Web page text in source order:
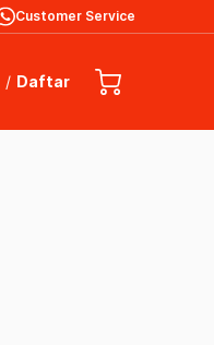
Customer Service
/ Daftar